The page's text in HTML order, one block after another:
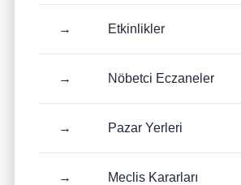
→ Etkinlikler
→ Nöbetci Eczaneler
→ Pazar Yerleri
→ Meclis Kararları